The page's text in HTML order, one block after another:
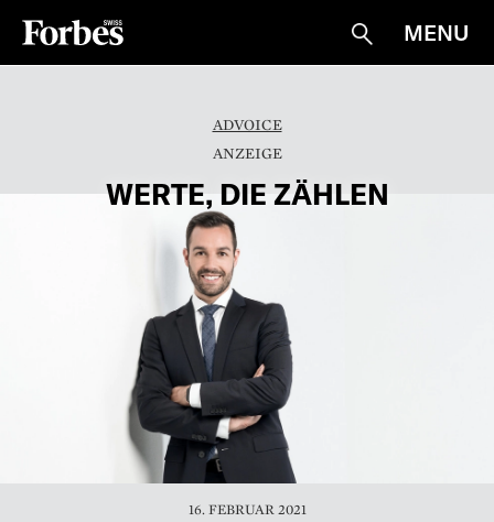
Suche
MENU
ADVOICE
WERTE, DIE ZÄHLEN
16. FEBRUAR 2021